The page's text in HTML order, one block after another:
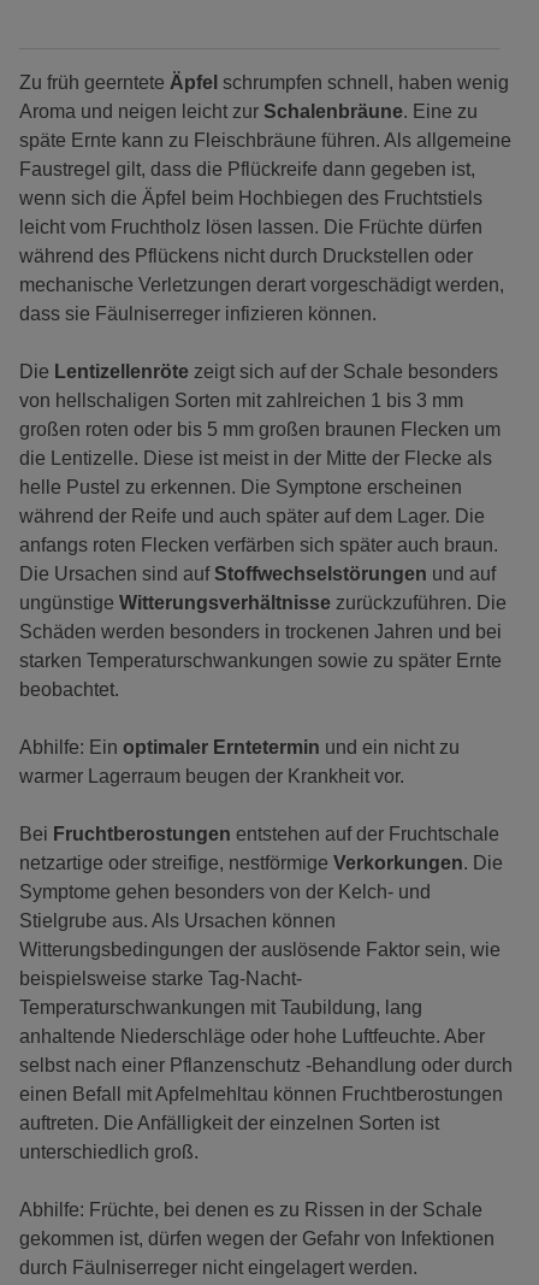
Zu früh geerntete Äpfel schrumpfen schnell, haben wenig
Aroma und neigen leicht zur Schalenbräune. Eine zu
späte Ernte kann zu Fleischbräune führen. Als allgemeine
Faustregel gilt, dass die Pflückreife dann gegeben ist,
wenn sich die Äpfel beim Hochbiegen des Fruchtstiels
leicht vom Fruchtholz lösen lassen. Die Früchte dürfen
während des Pflückens nicht durch Druckstellen oder
mechanische Verletzungen derart vorgeschädigt werden,
dass sie Fäulniserreger infizieren können.
Die Lentizellenröte zeigt sich auf der Schale besonders
von hellschaligen Sorten mit zahlreichen 1 bis 3 mm
großen roten oder bis 5 mm großen braunen Flecken um
die Lentizelle. Diese ist meist in der Mitte der Flecke als
helle Pustel zu erkennen. Die Symptone erscheinen
während der Reife und auch später auf dem Lager. Die
anfangs roten Flecken verfärben sich später auch braun.
Die Ursachen sind aufStoffwechselstörungen und auf
ungünstige Witterungsverhältnisse zurückzuführen. Die
Schäden werden besonders in trockenen Jahren und bei
starken Temperaturschwankungen sowie zu später Ernte
beobachtet.
Abhilfe: Ein optimaler Erntetermin und ein nicht zu
warmer Lagerraum beugen der Krankheit vor.
Bei Fruchtberostungen entstehen auf der Fruchtschale
netzartige oder streifige, nestförmige Verkorkungen. Die
Symptome gehen besonders von der Kelch- und
Stielgrube aus. Als Ursachen können
Witterungsbedingungen der auslösende Faktor sein, wie
beispielsweise starke Tag-Nacht-
Temperaturschwankungen mit Taubildung, lang
anhaltende Niederschläge oder hohe Luftfeuchte. Aber
selbst nach einer Pflanzenschutz -Behandlung oder durch
einen Befall mit Apfelmehltau können Fruchtberostungen
auftreten. Die Anfälligkeit der einzelnen Sorten ist
unterschiedlich groß.
Abhilfe: Früchte, bei denen es zu Rissen in der Schale
gekommen ist, dürfen wegen der Gefahr von Infektionen
durch Fäulniserreger nicht eingelagert werden.